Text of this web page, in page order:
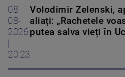
08-
08-
2026
20:23
Volodimir Zelenski,
aliați: „Rachetele
putea salva vieți în